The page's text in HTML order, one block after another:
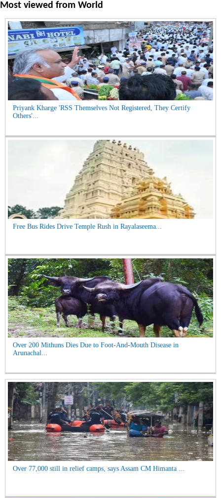
Most viewed from World
Priyank Kharge 'RSS Themselves Not Registered, They Certify
Others'...
Free Bus Rides Drive Temple Rush in Rayalaseema...
Over 200 Mithuns Dies Due to Foot-And-Mouth Disease in
Arunachal...
Over 77,000 still in relief camps, says Assam CM Himanta ...